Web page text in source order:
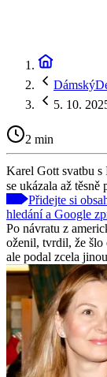
5. 10.
2 min
Karel Gott svatbu
se ukázala až těsně
Přidejte si
hledání a Google
Po návratu z
oženil, tvrdil, že
ale podal zcela